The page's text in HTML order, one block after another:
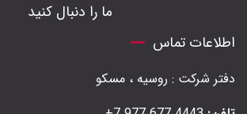
ما را دنبال کنید
اطلاعات تماس
دفتر شرکت : روسیه ، مسکو